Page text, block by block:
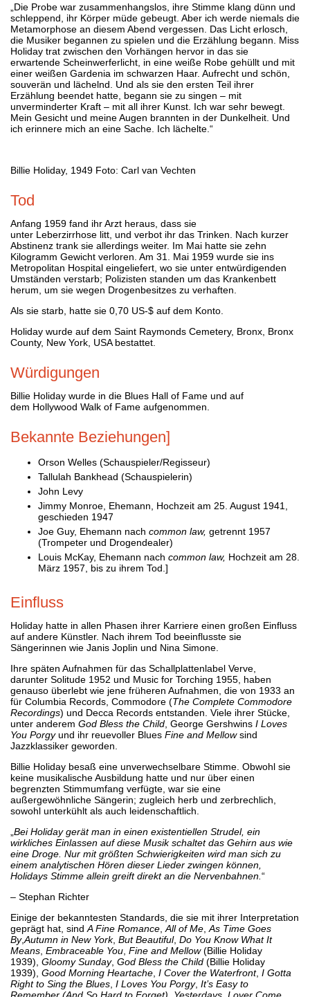
„Die Probe war zusammenhangslos, ihre Stimme klang dünn und
schleppend, ihr Körper müde gebeugt. Aber ich werde niemals die
Metamorphose an diesem Abend vergessen. Das Licht erlosch,
die Musiker begannen zu spielen und die Erzählung begann. Miss
Holiday trat zwischen den Vorhängen hervor in das sie
erwartende Scheinwerferlicht, in eine weiße Robe gehüllt und mit
einer weißen Gardenia im schwarzen Haar. Aufrecht und schön,
souverän und lächelnd. Und als sie den ersten Teil ihrer
Erzählung beendet hatte, begann sie zu singen – mit
unverminderter Kraft – mit all ihrer Kunst. Ich war sehr bewegt.
Mein Gesicht und meine Augen brannten in der Dunkelheit. Und
ich erinnere mich an eine Sache. Ich lächelte.“
Billie Holiday, 1949 Foto: Carl van Vechten
Tod
Anfang 1959 fand ihr Arzt heraus, dass sie
unter Leberzirrhose litt, und verbot ihr das Trinken. Nach kurzer
Abstinenz trank sie allerdings weiter. Im Mai hatte sie zehn
Kilogramm Gewicht verloren. Am 31. Mai 1959 wurde sie ins
Metropolitan Hospital eingeliefert, wo sie unter entwürdigenden
Umständen verstarb; Polizisten standen um das Krankenbett
herum, um sie wegen Drogenbesitzes zu verhaften.
Als sie starb, hatte sie 0,70 US-$ auf dem Konto.
Holiday wurde auf dem Saint Raymonds Cemetery, Bronx, Bronx
County, New York, USA bestattet.
Würdigungen
Billie Holiday wurde in die Blues Hall of Fame und auf
dem Hollywood Walk of Fame aufgenommen.
Bekannte Beziehungen]
Orson Welles (Schauspieler/Regisseur)
Tallulah Bankhead (Schauspielerin)
John Levy
Jimmy Monroe, Ehemann, Hochzeit am 25. August 1941,
geschieden 1947
Joe Guy, Ehemann nach common law, getrennt 1957
(Trompeter und Drogendealer)
Louis McKay, Ehemann nach common law, Hochzeit am 28.
März 1957, bis zu ihrem Tod.]
Einfluss
Holiday hatte in allen Phasen ihrer Karriere einen großen Einfluss
auf andere Künstler. Nach ihrem Tod beeinflusste sie
Sängerinnen wie Janis Joplin und Nina Simone.
Ihre späten Aufnahmen für das Schallplattenlabel Verve,
darunter Solitude 1952 und Music for Torching 1955, haben
genauso überlebt wie jene früheren Aufnahmen, die von 1933 an
für Columbia Records, Commodore (The Complete Commodore
Recordings) und Decca Records entstanden. Viele ihrer Stücke,
unter anderem God Bless the Child , George Gershwins I Loves
You Porgyund ihr reuevoller Blues Fine and Mellowsind
Jazzklassiker geworden.
Billie Holiday besaß eine unverwechselbare Stimme. Obwohl sie
keine musikalische Ausbildung hatte und nur über einen
begrenzten Stimmumfang verfügte, war sie eine
außergewöhnliche Sängerin; zugleich herb und zerbrechlich,
sowohl unterkühlt als auch leidenschaftlich.
Bei Holiday gerät man in einen existentiellen Strudel, ein
wirkliches Einlassen auf diese Musik schaltet das Gehirn aus wie
eine Droge. Nur mit größten Schwierigkeiten wird man sich zu
einem analytischen Hören dieser Lieder zwingen können,
Holidays Stimme allein greift direkt an die Nervenbahnen. “
– Stephan Richter
Einige der bekanntesten Standards, die sie mit ihrer Interpretation
geprägt hat, sind A Fine Romance All of Me As Time Goes
By,Autumn in New York, But Beautiful, Do You Know What It
Means Embraceable You Fine and Mellow(Billie Holiday
1939), Gloomy Sunday, God Bless the Child (Billie Holiday
1939), Good Morning Heartache I Cover the Waterfront, I Gotta
Right to Sing the Blues I Loves You Porgy, It’s Easy to